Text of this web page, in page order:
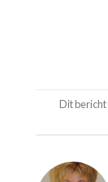
Dit bericht